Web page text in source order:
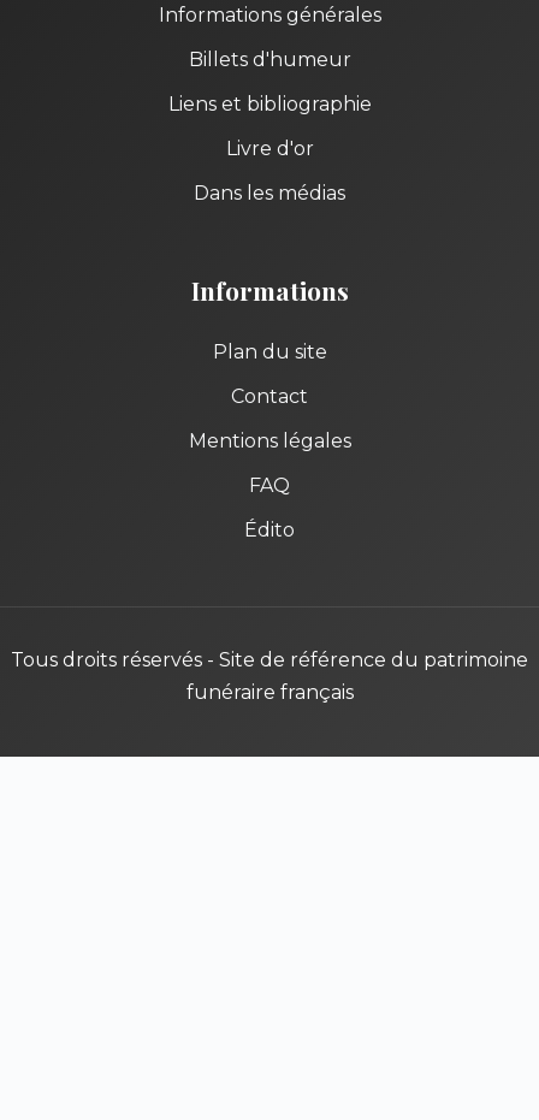
Informations générales
Billets d'humeur
Liens et bibliographie
Livre d'or
Dans les médias
Informations
Plan du site
Contact
Mentions légales
FAQ
Édito
Tous droits réservés - Site de référence du patrimoine
funéraire français